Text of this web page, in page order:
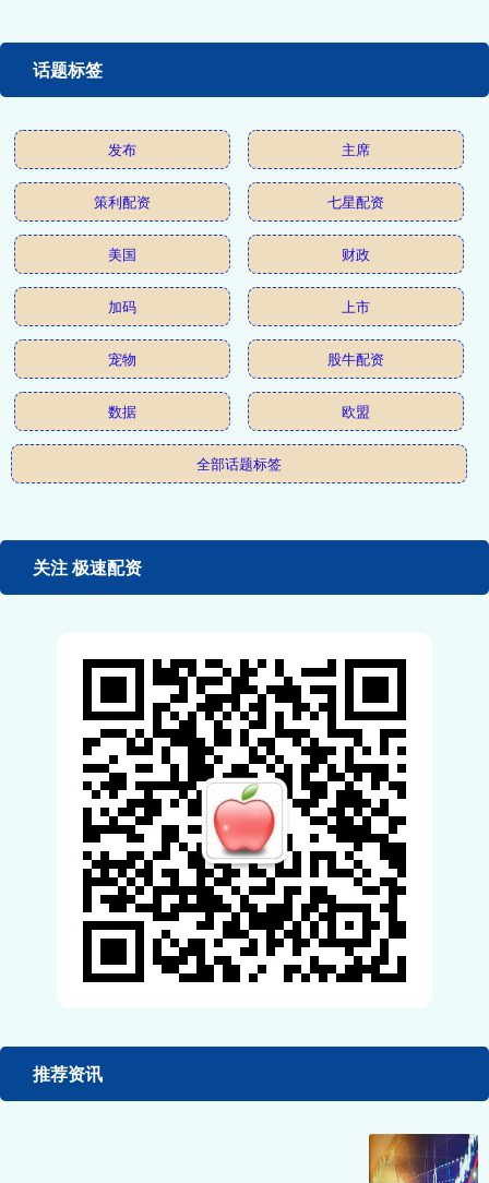
话题标签
发布 主席
策利配资 七星配资
美国 财政
加码 上市
宠物 股牛配资
数据 欧盟
全部话题标签
关注 极速配资
推荐资讯